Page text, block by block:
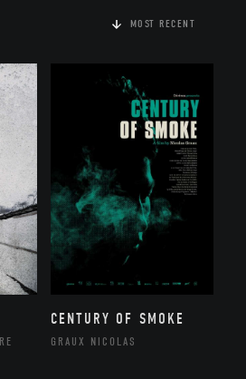
MOST RECENT
CENTURY OF SMOKE
GRAUX NICOLAS